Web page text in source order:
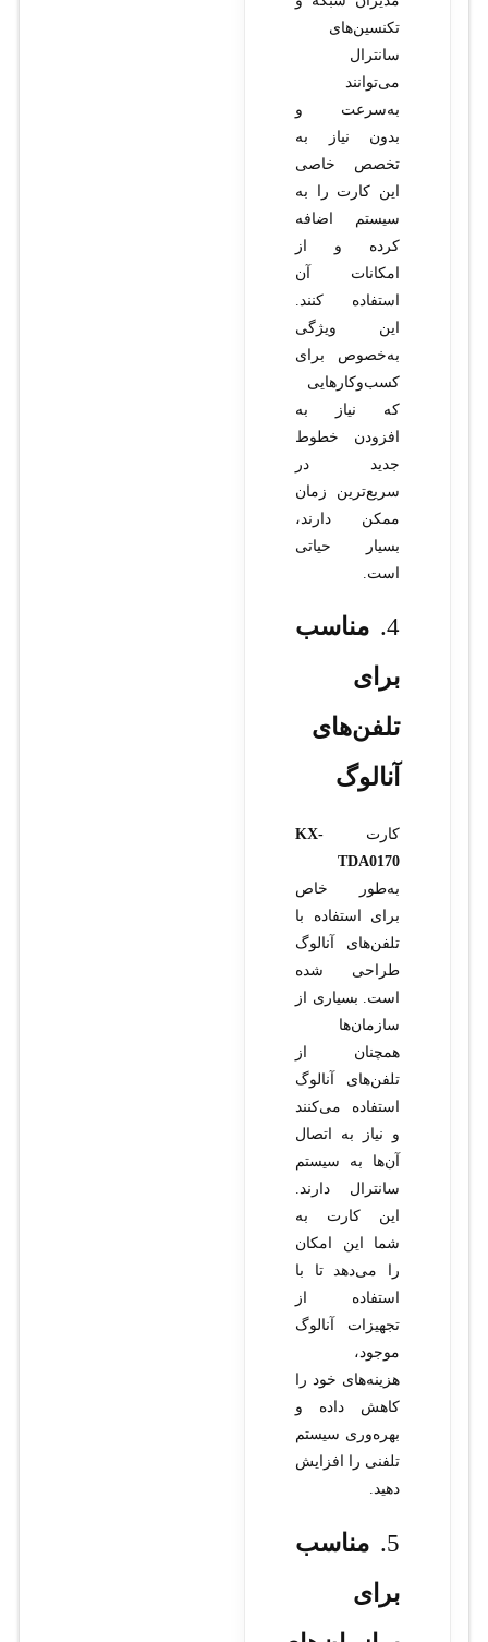
تکنسین‌های
سانترال
می‌توانند
به‌سرعت و
بدون نیاز به
تخصص خاصی
این کارت را به
سیستم اضافه
کرده و از
امکانات آن
استفاده کنند.
این ویژگی
به‌خصوص برای
کسب‌وکارهایی
که نیاز به
افزودن خطوط
جدید در
سریع‌ترین زمان
ممکن دارند،
بسیار حیاتی
است.
4.
مناسب
برای
تلفن‌های
آنالوگ
کارت KX-
TDA0170
به‌طور خاص
برای استفاده با
تلفن‌های آنالوگ
طراحی شده
است. بسیاری از
سازمان‌ها
همچنان از
تلفن‌های آنالوگ
استفاده می‌کنند
و نیاز به اتصال
آن‌ها به سیستم
سانترال دارند.
این کارت به
شما این امکان
را می‌دهد تا با
استفاده از
تجهیزات آنالوگ
موجود،
هزینه‌های خود را
کاهش داده و
بهره‌وری سیستم
تلفنی را افزایش
دهید.
5.
مناسب
برای